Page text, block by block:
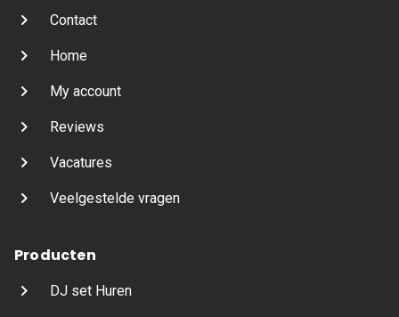
Contact
Home
My account
Reviews
Vacatures
Veelgestelde vragen
Producten
DJ set Huren